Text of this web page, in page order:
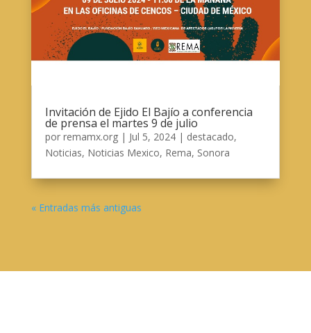
Invitación de Ejido El Bajío a conferencia
de prensa el martes 9 de julio
por remamx.org| Jul 5, 2024| destacado,
Noticias, Noticias Mexico, Rema, Sonora
« Entradas más antiguas